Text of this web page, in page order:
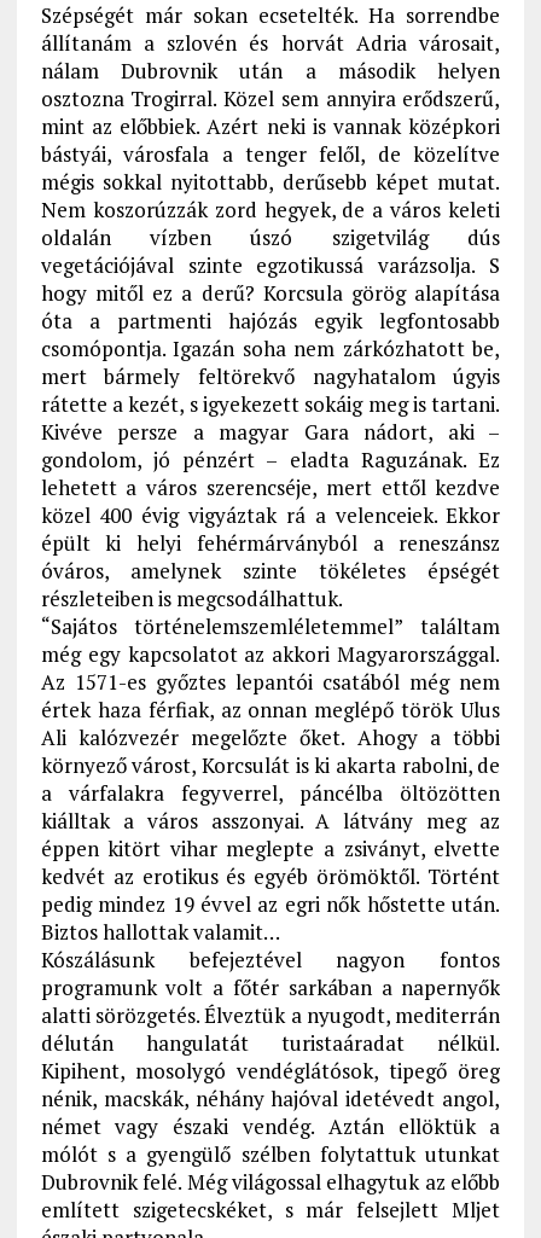
Szépségét már sokan ecsetelték. Ha sorrendbe
állítanám a szlovén és horvát Adria városait,
nálam Dubrovnik után a második helyen
osztozna Trogirral. Közel sem annyira erődszerű,
mint az előbbiek. Azért neki is vannak középkori
bástyái, városfala a tenger felől, de közelítve
mégis sokkal nyitottabb, derűsebb képet mutat.
Nem koszorúzzák zord hegyek, de a város keleti
oldalán vízben úszó szigetvilág dús
vegetációjával szinte egzotikussá varázsolja. S
hogy mitől ez a derű? Korcsula görög alapítása
óta a partmenti hajózás egyik legfontosabb
csomópontja. Igazán soha nem zárkózhatott be,
mert bármely feltörekvő nagyhatalom úgyis
rátette a kezét, s igyekezett sokáig meg is tartani.
Kivéve persze a magyar Gara nádort, aki –
gondolom, jó pénzért – eladta Raguzának. Ez
lehetett a város szerencséje, mert ettől kezdve
közel 400 évig vigyáztak rá a velenceiek. Ekkor
épült ki helyi fehérmárványból a reneszánsz
óváros, amelynek szinte tökéletes épségét
részleteiben is megcsodálhattuk.
“Sajátos történelemszemléletemmel” találtam
még egy kapcsolatot az akkori Magyarországgal.
Az 1571-es győztes lepantói csatából még nem
értek haza férfiak, az onnan meglépő török Ulus
Ali kalózvezér megelőzte őket. Ahogy a többi
környező várost, Korcsulát is ki akarta rabolni, de
a várfalakra fegyverrel, páncélba öltözötten
kiálltak a város asszonyai. A látvány meg az
éppen kitört vihar meglepte a zsiványt, elvette
kedvét az erotikus és egyéb örömöktől. Történt
pedig mindez 19 évvel az egri nők hőstette után.
Biztos hallottak valamit…
Kószálásunk befejeztével nagyon fontos
programunk volt a főtér sarkában a napernyők
alatti sörözgetés. Élveztük a nyugodt, mediterrán
délután hangulatát turistaáradat nélkül.
Kipihent, mosolygó vendéglátósok, tipegő öreg
nénik, macskák, néhány hajóval idetévedt angol,
német vagy északi vendég. Aztán ellöktük a
mólót s a gyengülő szélben folytattuk utunkat
Dubrovnik felé. Még világossal elhagytuk az előbb
említett szigetecskéket, s már felsejlett Mljet